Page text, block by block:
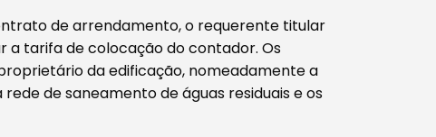
de arrendamento, o requerente titular
tarifa de colocação do contador. Os
da edificação, nomeadamente a
de saneamento de águas residuais e os